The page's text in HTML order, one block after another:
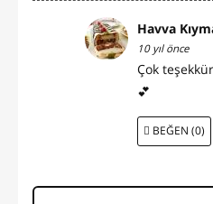
Havva
10 yıl önce
Çok
💕
BEĞEN (0)